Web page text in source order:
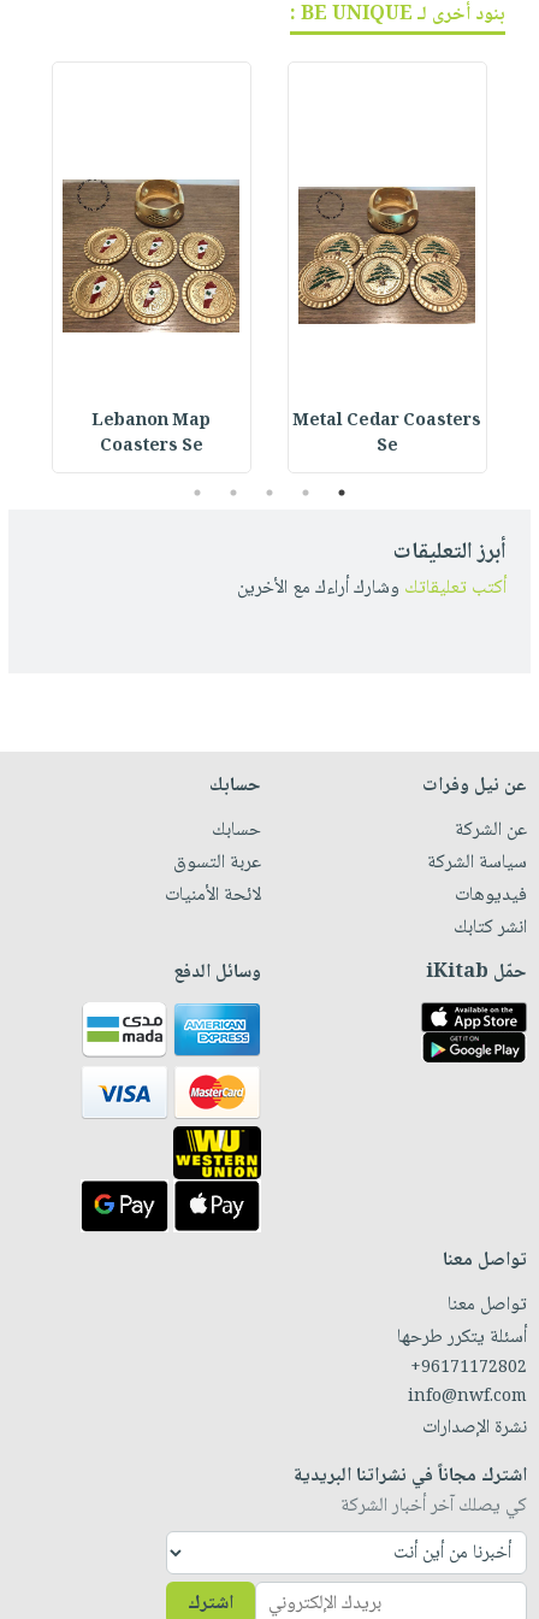
بنود أخرى لـ BE UNIQUE :
Metal Cedar Coasters
Se
Lebanon Map
Coasters Se
1
2
3
4
5
أبرز التعليقات
أكتب تعليقاتك وشارك أراءك مع الأخرين
عن نيل وفرات
عن الشركة
سياسة الشركة
فيديوهات
انشر كتابك
حسابك
حسابك
عربة التسوق
لائحة الأمنيات
حمّل iKitab وسائل الدفع
تواصل معنا
تواصل معنا
أسئلة يتكرر طرحها
+96171172802
info@nwf.com
نشرة الإصدارات
اشترك مجاناً في نشراتنا البريدية
كي يصلك آخر أخبار الشركة
اشترك